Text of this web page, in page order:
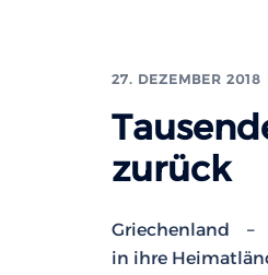
27. DEZEMBER 2018
zurück
Griechenland –
in ihre